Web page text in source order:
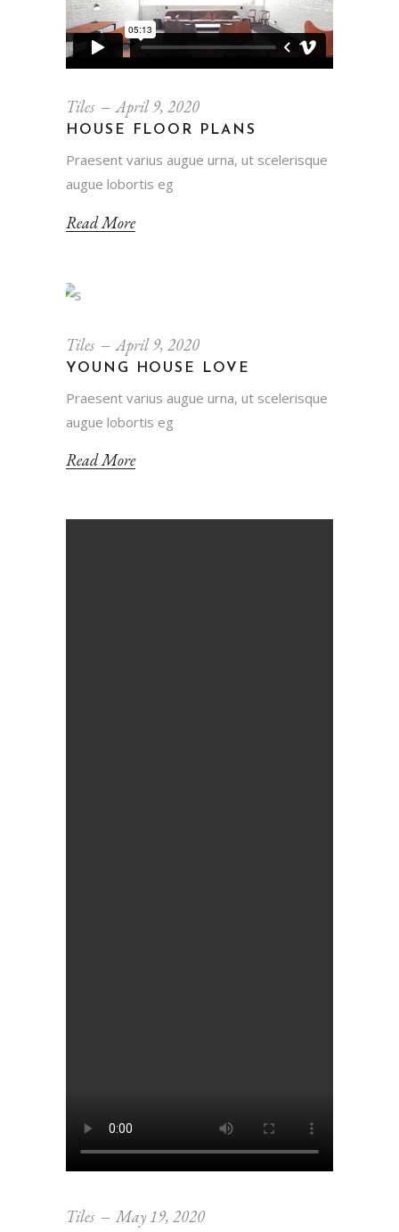
Tiles April 9, 2020
HOUSE FLOOR PLANS
Praesent varius augue urna, ut scelerisque
augue lobortis eg
Read More
Tiles April 9, 2020
YOUNG HOUSE LOVE
Praesent varius augue urna, ut scelerisque
augue lobortis eg
Read More
Tiles May 19, 2020